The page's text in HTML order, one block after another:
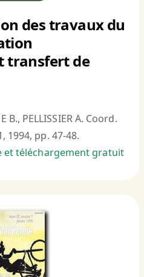
des travaux du
transfert de
B., PELLISSIER A. Coord.
1994, pp. 47-48.
et téléchargement gratuit